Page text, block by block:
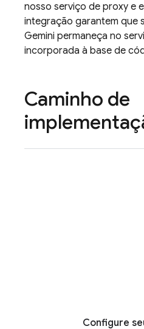
nosso serviço de proxy e
integração garantem que
Gemini permaneça no
incorporada à base de
Caminho de
Configure